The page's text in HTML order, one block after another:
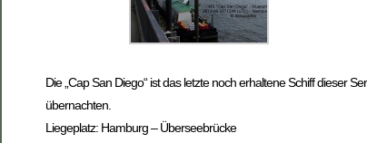
Die „Cap San Diego“ ist das letzte noch erhaltene Schiff dieser
übernachten.
Liegeplatz: Hamburg – Überseebrücke